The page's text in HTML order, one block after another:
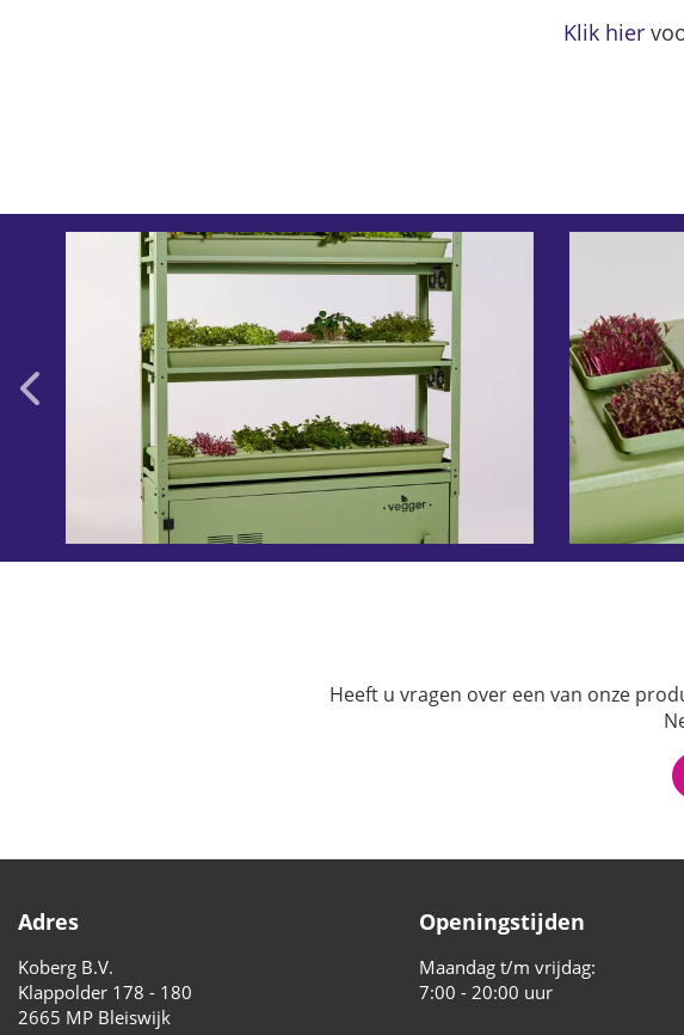
Klik hier
Heeft u vragen over een van onze
Adres
Koberg B.V.
Klappolder 178 - 180
2665 MP Bleiswijk
Openingstijden
Maandag t/m vrijdag:
7:00 - 20:00 uur